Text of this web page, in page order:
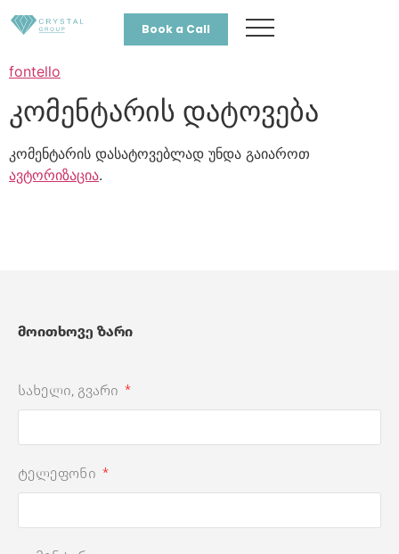
Book a Call
fontello
კომენტარის დატოვება
კომენტარის დასატოვებლად უნდა გაიაროთ
ავტორიზაცია.
მოითხოვე ზარი
სახელი, გვარი
ტელეფონი